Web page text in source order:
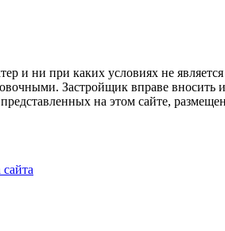
и ни при каких условиях не
Застройщик вправе вносить
на этом сайте,
сайта